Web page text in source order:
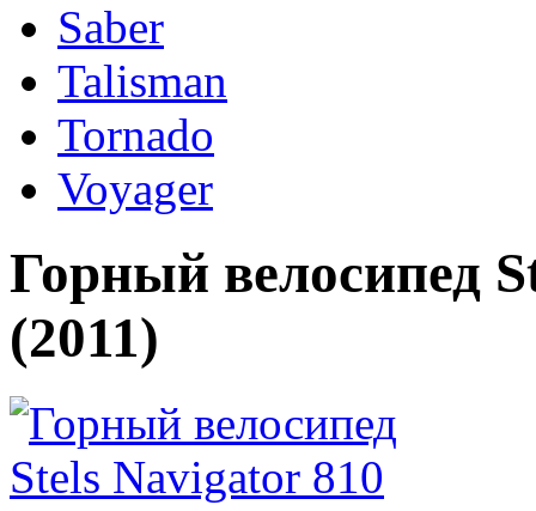
Saber
Talisman
Tornado
Voyager
Горный велосипед
(2011)